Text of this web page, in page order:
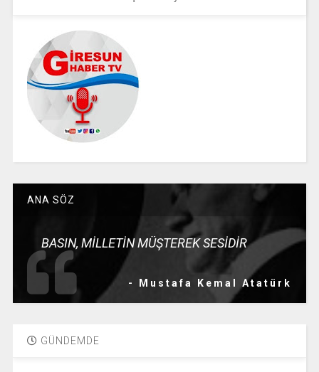
ANA SÖZ
BASIN, MİLLETİN MÜŞTEREK SESİDİR
- Mustafa Kemal Atatürk
GÜNDEMDE